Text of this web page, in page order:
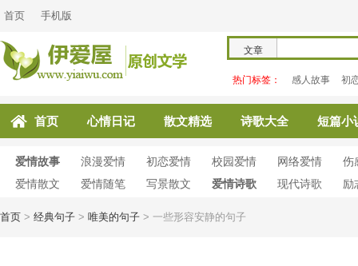
首页 手机版
文章
热门标签： 感人故事 初
首页 心情日记 散文精选 诗歌大全 短篇小
爱情故事 浪漫爱情 初恋爱情 校园爱情 网络爱情
伤
爱情散文
爱情随笔 写景散文 爱情诗歌 现代诗歌 励
首页 > 经典句子 > 唯美的句子 > 一些形容安静的句子